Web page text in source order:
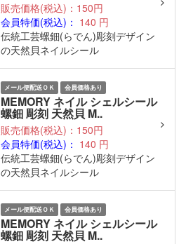
販売価格(税込)：150円
会員特価(税込)： 140 円
伝統工芸螺鈿(らでん)彫刻デザイン
の天然貝ネイルシール
メール便配送ＯＫ 会員価格あり
MEMORY ネイル シェルシール
螺鈿 彫刻 天然貝 M..
販売価格(税込)：150円
会員特価(税込)： 140 円
伝統工芸螺鈿(らでん)彫刻デザイン
の天然貝ネイルシール
メール便配送ＯＫ 会員価格あり
MEMORY ネイル シェルシール
螺鈿 彫刻 天然貝 M..